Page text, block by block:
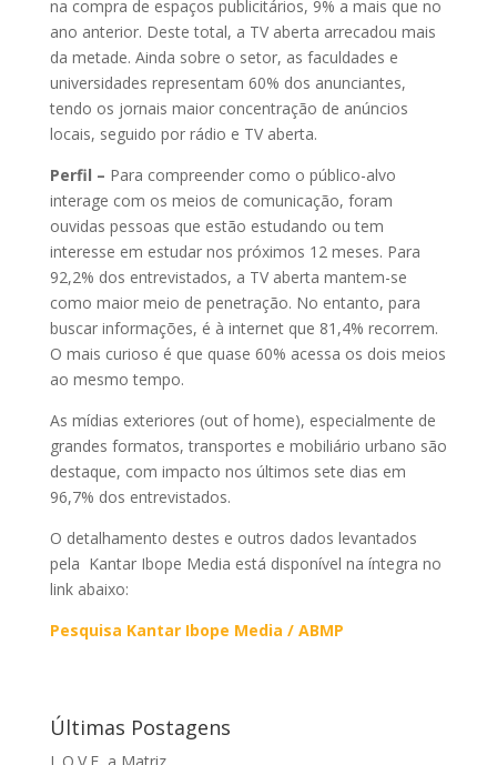
na compra de espaços publicitários, 9% a mais que no
ano anterior. Deste total, a TV aberta arrecadou mais
da metade. Ainda sobre o setor, as faculdades e
universidades representam 60% dos anunciantes,
tendo os jornais maior concentração de anúncios
locais, seguido por rádio e TV aberta.
Perfil – Para compreender como o público-alvo
interage com os meios de comunicação, foram
ouvidas pessoas que estão estudando ou tem
interesse em estudar nos próximos 12 meses. Para
92,2% dos entrevistados, a TV aberta mantem-se
como maior meio de penetração. No entanto, para
buscar informações, é à internet que 81,4% recorrem.
O mais curioso é que quase 60% acessa os dois meios
ao mesmo tempo.
As mídias exteriores (out of home), especialmente de
grandes formatos, transportes e mobiliário urbano são
destaque, com impacto nos últimos sete dias em
96,7% dos entrevistados.
O detalhamento destes e outros dados levantados
pela Kantar Ibope Media está disponível na íntegra no
link abaixo:
Pesquisa Kantar Ibope Media / ABMP
Últimas Postagens